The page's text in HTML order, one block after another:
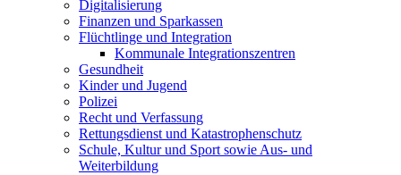
Digitalisierung
Finanzen und Sparkassen
Flüchtlinge und Integration
Kommunale Integrationszentren
Gesundheit
Kinder und Jugend
Polizei
Recht und Verfassung
Rettungsdienst und Katastrophenschutz
Schule, Kultur und Sport sowie Aus- und
Weiterbildung